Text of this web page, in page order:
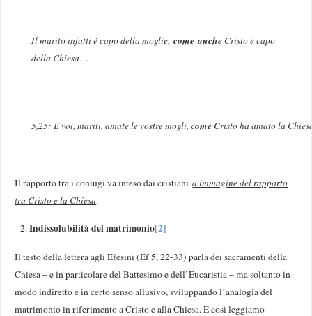
Il marito infatti è capo della moglie,come anche Cristo è capo
della Chiesa…
5,25: E voi, mariti, amate le vostre mogli,come Cristo ha amato la
Il rapporto tra i coniugi va inteso dai cristiania immagine del rapporto
tra Cristo e la Chiesa.
Indissolubilità del matrimonio[2]
Il testo della lettera agli Efesini (Ef 5, 22-33) parla dei sacramenti della
Chiesa – e in particolare del Battesimo e dell’Eucaristia – ma soltanto in
modo indiretto e in certo senso allusivo, sviluppando l’analogia del
matrimonio in riferimento a Cristo e alla Chiesa. E così leggiamo